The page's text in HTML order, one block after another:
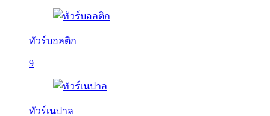
ทัวร์บอลติก
9
ทัวร์เนปาล